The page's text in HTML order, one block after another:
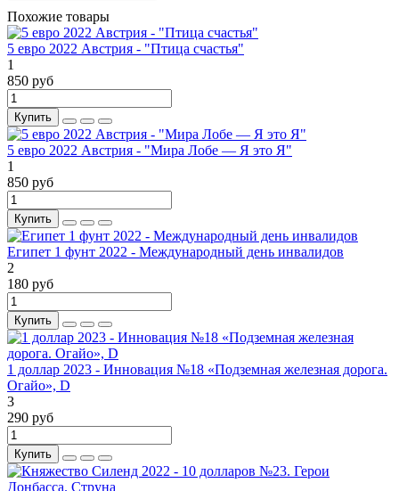
Похожие товары
5 евро 2022 Австрия - "Птица счастья"
1
850 руб
Купить
5 евро 2022 Австрия - "Мира Лобе — Я это Я"
1
850 руб
Купить
Египет 1 фунт 2022 - Международный день инвалидов
2
180 руб
Купить
1 доллар 2023 - Инновация №18 «Подземная железная дорога.
Огайо», D
3
290 руб
Купить